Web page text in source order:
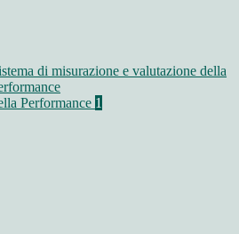
di misurazione e valutazione della
Performance 1